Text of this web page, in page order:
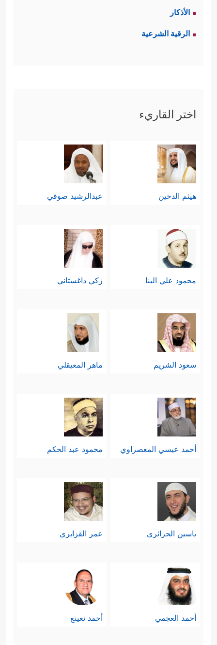
الأذكار
الرقية الشرعية
اختر القاريء
هيثم الدخين عبدالرشيد صوفي
محمود علي البنا زكي داغستاني
سعود الشريم ماهر المعيقلي
أحمد عيسي المعصراوي محمود عبد الحكم
ياسين الجزائري عمر القزابري
أحمد العجمي أحمد نعينع